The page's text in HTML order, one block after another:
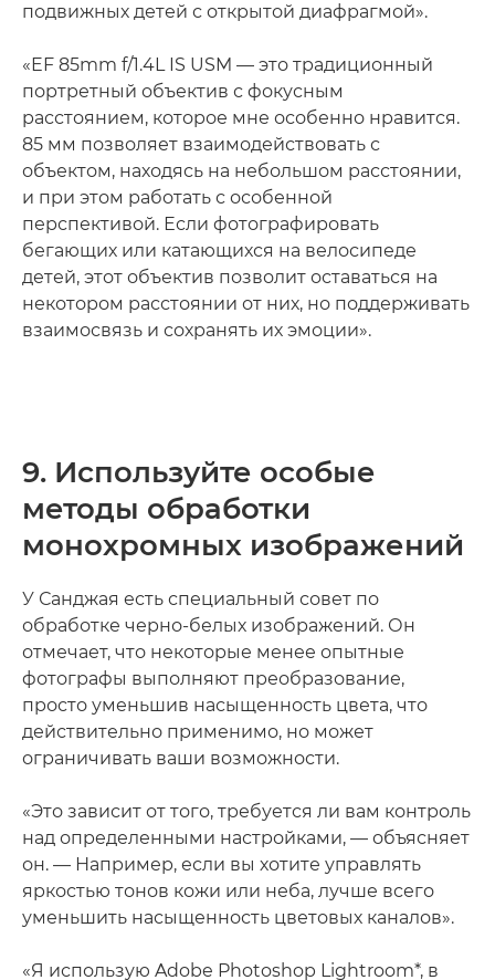
подвижных детей с открытой диафрагмой».
«EF 85mm f/1.4L IS USM — это традиционный
портретный объектив с фокусным
расстоянием, которое мне особенно нравится.
85 мм позволяет взаимодействовать с
объектом, находясь на небольшом расстоянии,
и при этом работать с особенной
перспективой. Если фотографировать
бегающих или катающихся на велосипеде
детей, этот объектив позволит оставаться на
некотором расстоянии от них, но поддерживать
взаимосвязь и сохранять их эмоции».
9. Используйте особые
методы обработки
монохромных изображений
У Санджая есть специальный совет по
обработке черно-белых изображений. Он
отмечает, что некоторые менее опытные
фотографы выполняют преобразование,
просто уменьшив насыщенность цвета, что
действительно применимо, но может
ограничивать ваши возможности.
«Это зависит от того, требуется ли вам контроль
над определенными настройками, — объясняет
он. — Например, если вы хотите управлять
яркостью тонов кожи или неба, лучше всего
уменьшить насыщенность цветовых каналов».
«Я использую Adobe Photoshop Lightroom*, в